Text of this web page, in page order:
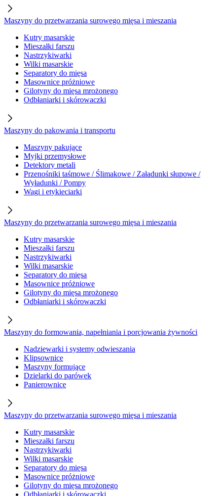
Maszyny do przetwarzania surowego mięsa i mieszania
Kutry masarskie
Mieszałki farszu
Nastrzykiwarki
Wilki masarskie
Separatory do mięsa
Masownice próżniowe
Gilotyny do mięsa mrożonego
Odbłaniarki i skórowaczki
Maszyny do pakowania i transportu
Maszyny pakujące
Myjki przemysłowe
Detektory metali
Przenośniki taśmowe / Ślimakowe / Załadunki słupowe /
Wyładunki / Pompy
Wagi i etykieciarki
Maszyny do przetwarzania surowego mięsa i mieszania
Kutry masarskie
Mieszałki farszu
Nastrzykiwarki
Wilki masarskie
Separatory do mięsa
Masownice próżniowe
Gilotyny do mięsa mrożonego
Odbłaniarki i skórowaczki
Maszyny do formowania, napełniania i porcjowania żywności
Nadziewarki i systemy odwieszania
Klipsownice
Maszyny formujące
Dzielarki do parówek
Panierownice
Maszyny do przetwarzania surowego mięsa i mieszania
Kutry masarskie
Mieszałki farszu
Nastrzykiwarki
Wilki masarskie
Separatory do mięsa
Masownice próżniowe
Gilotyny do mięsa mrożonego
Odbłaniarki i skórowaczki